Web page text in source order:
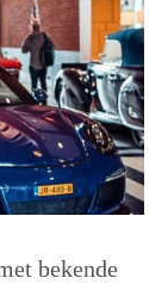
bekende